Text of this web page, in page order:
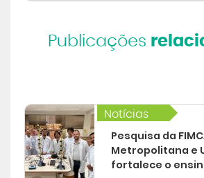
Publicações
Notícias
Pesquisa da
Metropolitana e
fortalece o